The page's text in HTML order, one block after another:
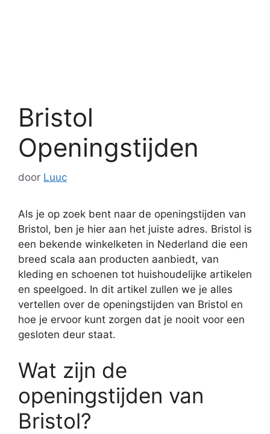
Bristol
Openingstijden
door Luuc
Als je op zoek bent naar de openingstijden van
Bristol, ben je hier aan het juiste adres. Bristol is
een bekende winkelketen in Nederland die een
breed scala aan producten aanbiedt, van
kleding en schoenen tot huishoudelijke artikelen
en speelgoed. In dit artikel zullen we je alles
vertellen over de openingstijden van Bristol en
hoe je ervoor kunt zorgen dat je nooit voor een
gesloten deur staat.
Wat zijn de
openingstijden van
Bristol?